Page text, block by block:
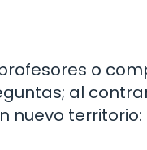
o
al
nuevo